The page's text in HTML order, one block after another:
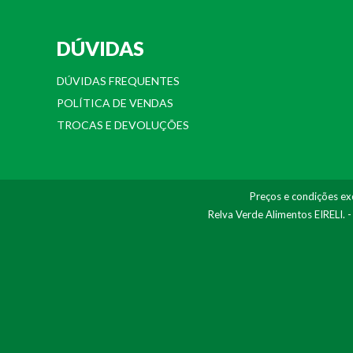
DÚVIDAS
DÚVIDAS FREQUENTES
POLÍTICA DE VENDAS
TROCAS E DEVOLUÇÕES
Preços e condições
Relva Verde Alimentos